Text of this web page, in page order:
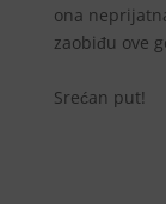
ona
zaobiđu ove
Srećan put!